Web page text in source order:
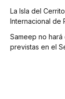
La Isla del
Internacional de
Sameep no
previstas en el